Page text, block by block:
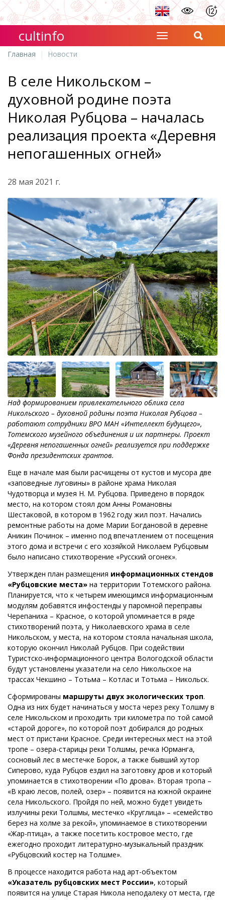
cultinfo
Главная Новости
В селе Никольском –
духовной родине поэта
Николая Рубцова – началась
реализация проекта «Деревня
непогашенных огней»
28 мая 2021 г.
Над формированием привлекательного облика села
Никольского – духовной родины поэта Николая Рубцова –
работают сотрудники ВРО МАН «Интеллект будущего»,
Тотемского музейного объединения и их партнеры. Проект
«Деревня непогашенных огней» реализуется при поддержке
Фонда президентских грантов.
Еще в начале мая были расчищены от кустов и мусора две
«заповедные луговины» в районе храма Николая
Чудотворца и музея Н. М. Рубцова. Приведено в порядок
место, на котором стоял дом Анны Романовны
Шестаковой, в котором в 1962 году жил поэт. Начались
ремонтные работы на доме Марии Богдановой в деревне
Аникин Починок – именно под впечатлением от посещения
этого дома и встречи с его хозяйкой Николаем Рубцовым
было написано стихотворение «Русский огонек».
Утвержден план размещения информационных стендов
«Рубцовские места» на территории Тотемского района.
Планируется, что к четырем имеющимся информационным
модулям добавятся инфостенды у паромной переправы
Черепаниха – Красное, о которой упоминается в ряде
стихотворений поэта, у Николаевского храма в селе
Никольском, у места, на котором стояла начальная школа,
которую окончил Николай Рубцов. При содействии
Туристско-информационного центра Вологодской области
будут установлены указатели на село Никольское на
трассах Чекшино – Тотьма – Котлас и Тотьма – Никольск.
Сформированы маршруты двух экологических троп.
Одна из них будет начинаться у моста через реку Толшму в
селе Никольском и проходить три километра по той самой
«старой дороге», по которой поэт добирался до родных
мест от пристани Красное. Среди интересных мест на этой
тропе – озера-старицы реки Толшмы, речка Юрманга,
сосновый лес в местечке Борок, а также бывший хутор
Сиперово, куда Рубцов ездил на заготовку дров и который
упоминается в стихотворении «По дрова». Вторая тропа –
«В краю лесов, полей, озер» – появится на южной окраине
села Никольского. Пройдя по ней, можно будет увидеть
излучины реки Толшмы, местечко «Круглица» – «семейство
берез на холме за рекой», упоминаемое в стихотворении
«Жар-птица», а также посетить костровое место, где
ежегодно проходит литературно-музыкальный праздник
«Рубцовский костер на Толшме».
В процессе находится работа над арт-объектом
«Указатель рубцовских мест России», который
появится на улице Старая Никола неподалеку от места, где